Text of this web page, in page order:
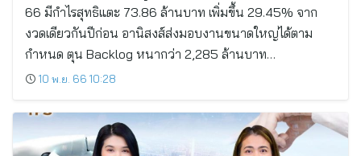
66 มีกำไรสุทธิแตะ 73.86 ล้านบาท เพิ่มขึ้น 29.45% จาก
งวดเดียวกันปีก่อน อานิสงส์ส่งมอบงานขนาดใหญ่ได้ตาม
กำหนด ตุน Backlog หนากว่า 2,285 ล้านบาท…
10 พ.ย. 66 10:28